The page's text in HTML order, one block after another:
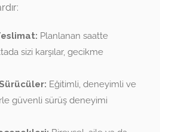
Planlanan saatte
sizi karşılar, gecikme
Eğitimli, deneyimli ve
güvenli sürüş deneyimi